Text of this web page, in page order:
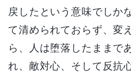
戻したという意味でしか
て清められておらず、変
ら、人は堕落したままで
れ、敵対心、そして反抗